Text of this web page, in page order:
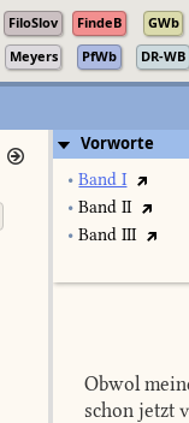
FiloSlov FindeB GWb
Meyers PfWb DR-WB
Vorworte
• Band I
• Band II
• Band III
Obwol
schon jetzt